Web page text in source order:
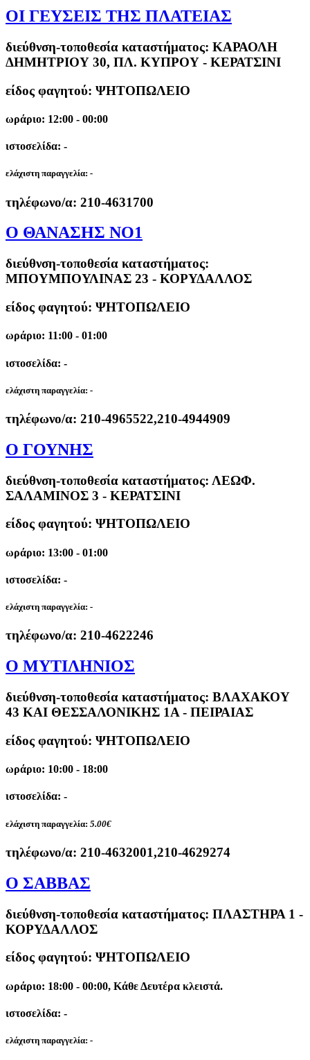
ΟΙ ΓΕΥΣΕΙΣ ΤΗΣ ΠΛΑΤΕΙΑΣ
διεύθνση-τοποθεσία καταστήματος: ΚΑΡΑΟΛΗ
ΔΗΜΗΤΡΙΟΥ 30, ΠΛ. ΚΥΠΡΟΥ - ΚΕΡΑΤΣΙΝΙ
είδος φαγητού: ΨΗΤΟΠΩΛΕΙΟ
ωράριο: 12:00 - 00:00
ιστοσελίδα: -
ελάχιστη παραγγελία: -
τηλέφωνο/α: 210-4631700
Ο ΘΑΝΑΣΗΣ ΝΟ1
διεύθνση-τοποθεσία καταστήματος:
ΜΠΟΥΜΠΟΥΛΙΝΑΣ 23 - ΚΟΡΥΔΑΛΛΟΣ
είδος φαγητού: ΨΗΤΟΠΩΛΕΙΟ
ωράριο: 11:00 - 01:00
ιστοσελίδα: -
ελάχιστη παραγγελία: -
τηλέφωνο/α: 210-4965522,210-4944909
Ο ΓΟΥΝΗΣ
διεύθνση-τοποθεσία καταστήματος: ΛΕΩΦ.
ΣΑΛΑΜΙΝΟΣ 3 - ΚΕΡΑΤΣΙΝΙ
είδος φαγητού: ΨΗΤΟΠΩΛΕΙΟ
ωράριο: 13:00 - 01:00
ιστοσελίδα: -
ελάχιστη παραγγελία: -
τηλέφωνο/α: 210-4622246
O ΜΥΤΙΛΗΝΙΟΣ
διεύθνση-τοποθεσία καταστήματος: ΒΛΑΧΑΚΟΥ
43 ΚΑΙ ΘΕΣΣΑΛΟΝΙΚΗΣ 1Α - ΠΕΙΡΑΙΑΣ
είδος φαγητού: ΨΗΤΟΠΩΛΕΙΟ
ωράριο: 10:00 - 18:00
ιστοσελίδα: -
ελάχιστη παραγγελία: 5.00€
τηλέφωνο/α: 210-4632001,210-4629274
Ο ΣΑΒΒΑΣ
διεύθνση-τοποθεσία καταστήματος: ΠΛΑΣΤΗΡΑ 1 -
ΚΟΡΥΔΑΛΛΟΣ
είδος φαγητού: ΨΗΤΟΠΩΛΕΙΟ
ωράριο: 18:00 - 00:00, Κάθε Δευτέρα κλειστά.
ιστοσελίδα: -
ελάχιστη παραγγελία: -